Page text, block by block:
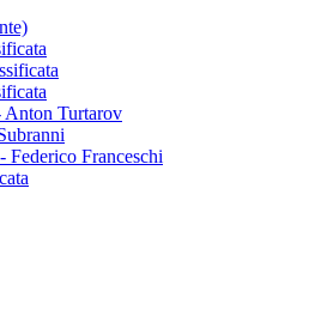
Anton Turtarov
Federico Franceschi